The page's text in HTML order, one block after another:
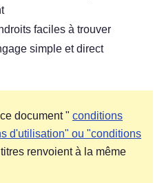
faciles à trouver
simple et direct
document " conditions
d'utilisation" ou "conditions
renvoient à la même